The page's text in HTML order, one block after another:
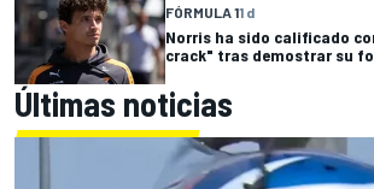
FÓRMULA 11 d
Norris ha sido calificado
crack" tras demostrar su
Últimas noticias